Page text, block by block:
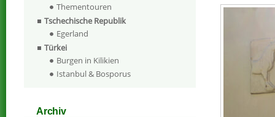
Thementouren
Tschechische Republik
Egerland
Türkei
Burgen in Kilikien
Istanbul & Bosporus
Archiv